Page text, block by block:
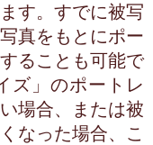
す。すでに被写
真をもとにポー
ることも可能で
ズ」のポートレ
場合、または被
なった場合、こ